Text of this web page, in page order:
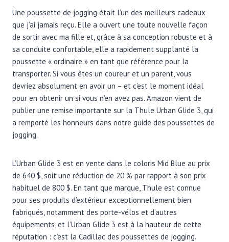
Une poussette de jogging était l’un des meilleurs cadeaux
que j’ai jamais reçu. Elle a ouvert une toute nouvelle façon
de sortir avec ma fille et, grâce à sa conception robuste et à
sa conduite confortable, elle a rapidement supplanté la
poussette « ordinaire » en tant que référence pour la
transporter. Si vous êtes un coureur et un parent, vous
devriez absolument en avoir un – et c’est le moment idéal
pour en obtenir un si vous n’en avez pas. Amazon vient de
publier une remise importante sur la Thule Urban Glide 3, qui
a remporté les honneurs dans notre guide des poussettes de
jogging.
L’Urban Glide 3 est en vente dans le coloris Mid Blue au prix
de 640 $, soit une réduction de 20 % par rapport à son prix
habituel de 800 $. En tant que marque, Thule est connue
pour ses produits d’extérieur exceptionnellement bien
fabriqués, notamment des porte-vélos et d’autres
équipements, et l’Urban Glide 3 est à la hauteur de cette
réputation : c’est la Cadillac des poussettes de jogging.